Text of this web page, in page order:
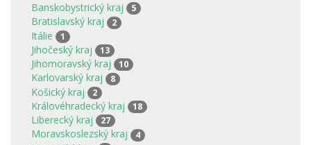
Banskobystrický kraj 5
Bratislavský kraj 2
Itálie 1
Jihočeský kraj 13
Jihomoravský kraj 10
Karlovarský kraj 8
Košický kraj 2
Královéhradecký kraj 18
Liberecký kraj 27
Moravskoslezský kraj 4